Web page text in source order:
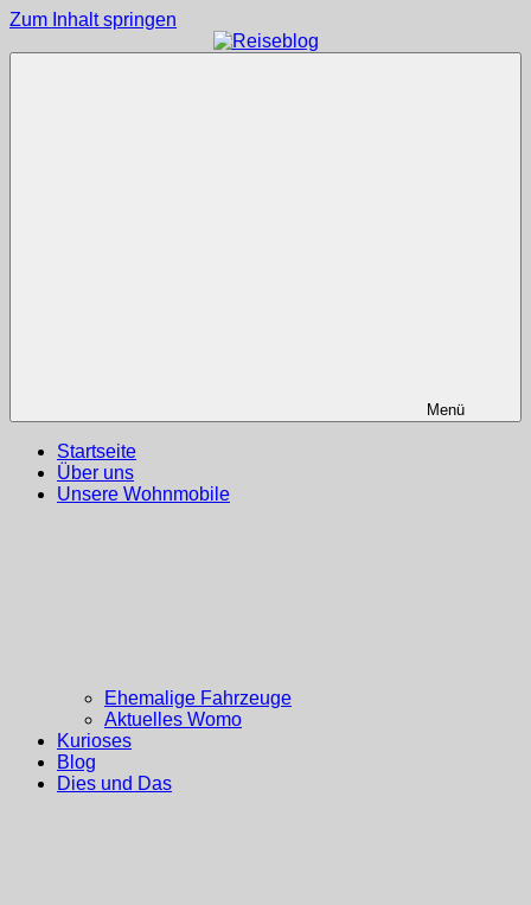
Zum Inhalt springen
Menü
Startseite
Über uns
Unsere Wohnmobile
Ehemalige Fahrzeuge
Aktuelles Womo
Kurioses
Blog
Dies und Das